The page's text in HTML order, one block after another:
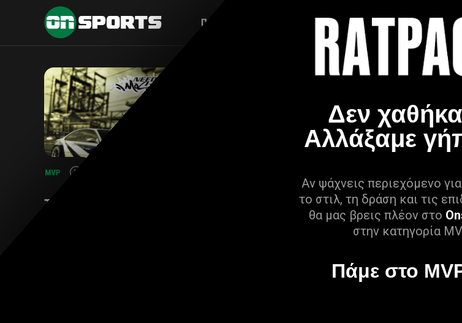
Δεν
Αλλάξαμε
Αν ψάχνεις περιεχόμενο
το στιλ, τη δράση και τις
θα μας βρεις πλέον στο
στην κατηγορία
Πάμε στο